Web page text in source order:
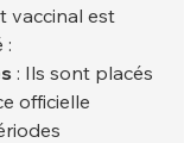
vaccinal est
:
: Ils sont placés
officielle